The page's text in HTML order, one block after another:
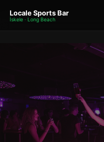
Locale Sports Bar
İskele · Long Beach